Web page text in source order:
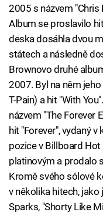
2005 s názvem "Chris
Album se proslavilo
deska dosáhla dvou
státech a následně
Brownovo druhé
2007. Byl na něm
T-Pain) a hit "With
názvem "The Forever
hit "Forever", vydaný
pozice v Billboard
platinovým a prodalo
Kromě svého sólové
v několika hitech, jako
Sparks, "Shorty Like